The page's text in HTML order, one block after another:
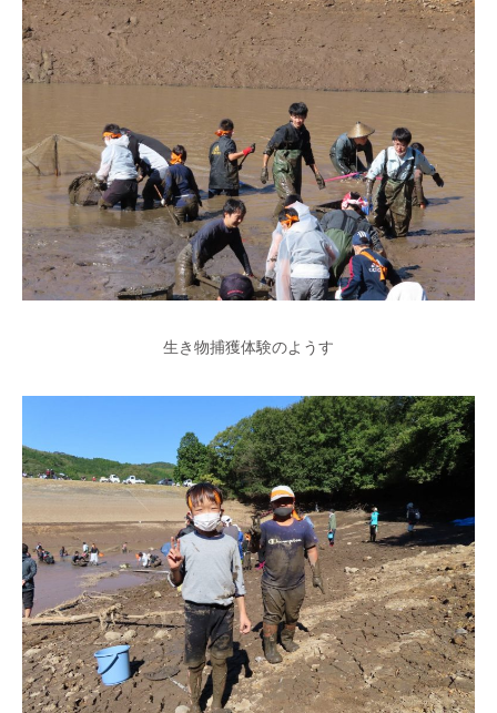
生き物捕獲体験のようす